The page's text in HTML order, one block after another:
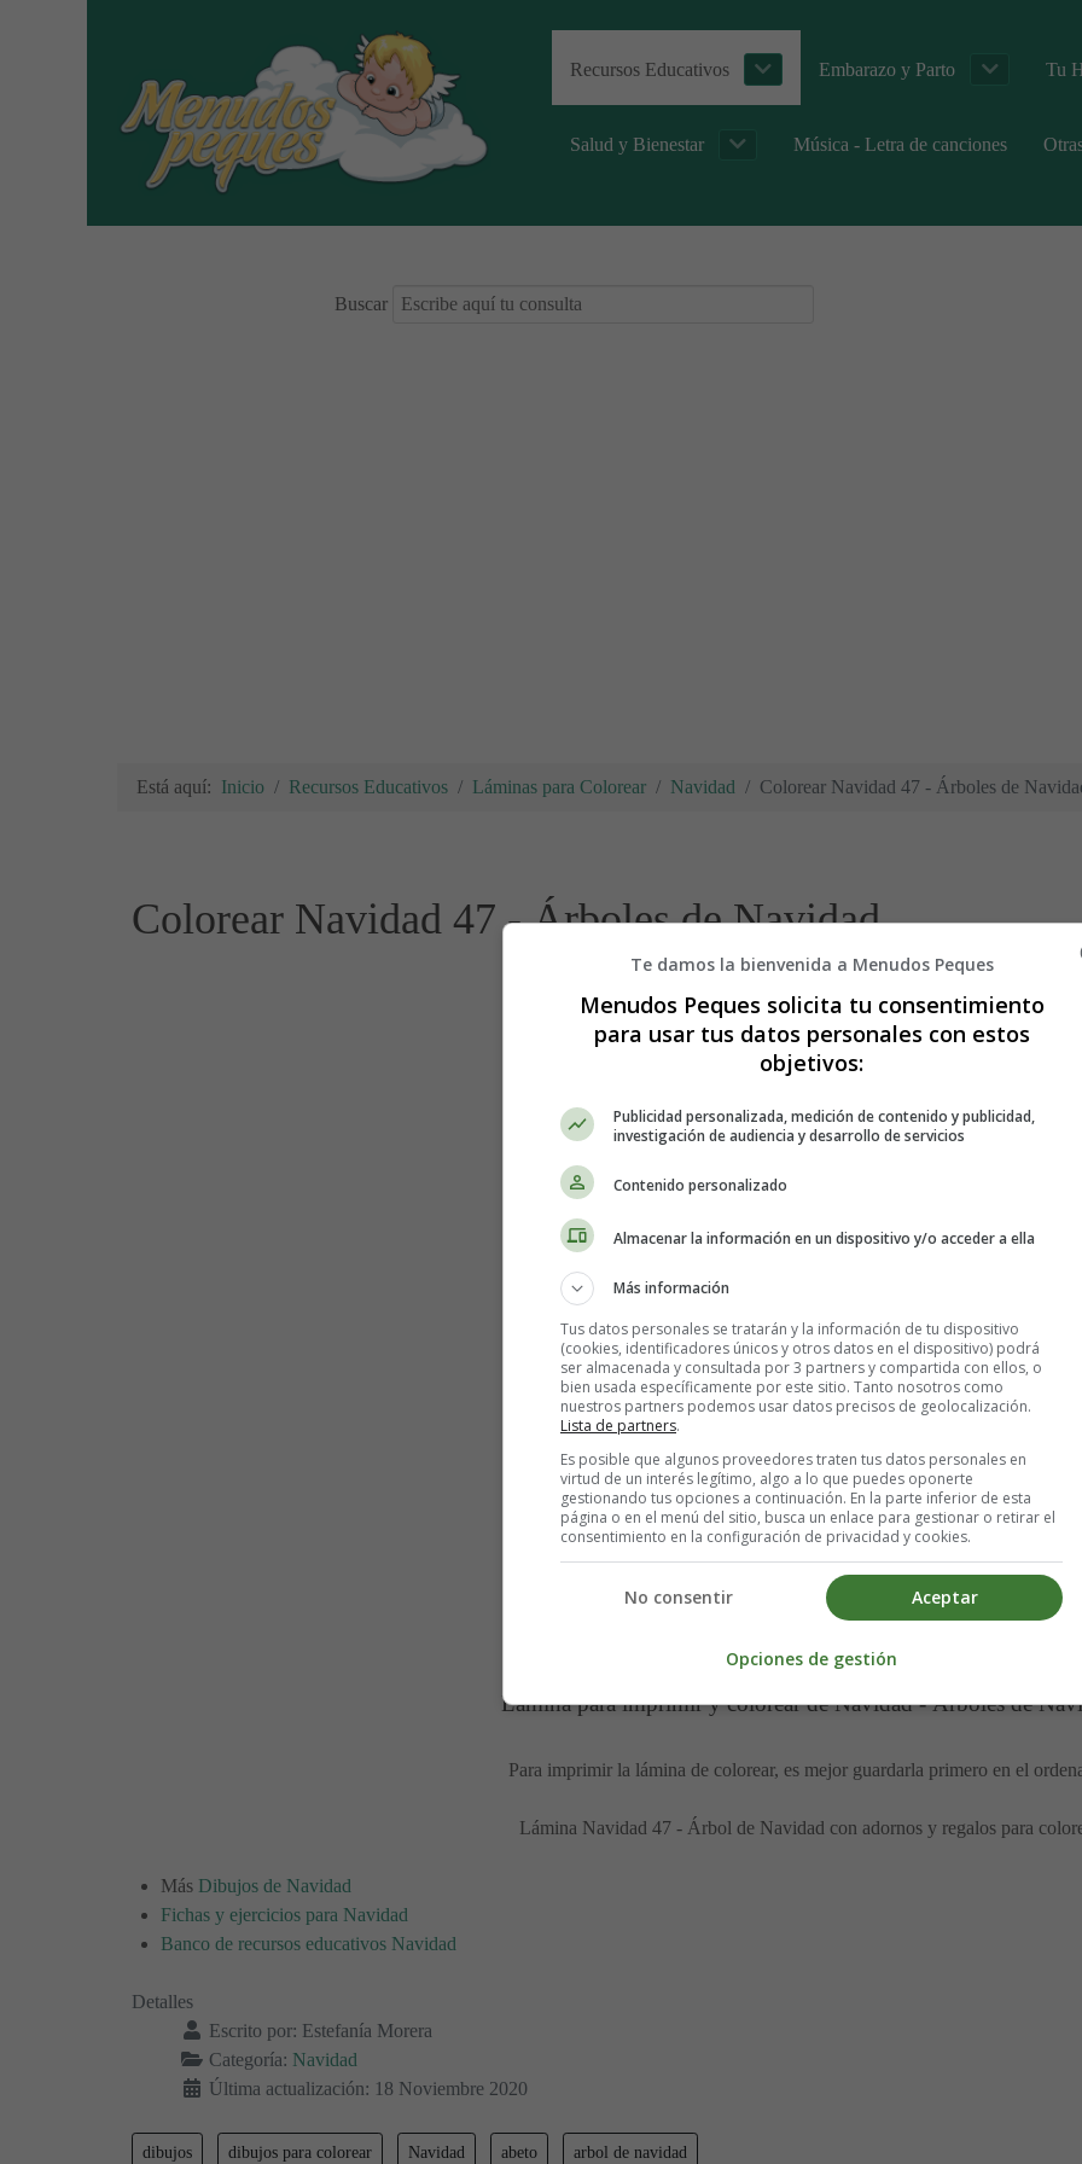
Recursos Educativos Embarazo y Parto Tu
Salud y Bienestar Música - Letra de canciones
Buscar
Está aquí: Inicio Recursos Educativos Láminas para Colorear Navidad Colorear Navidad 47 - Árboles de
Colorear Navidad 47 - Árboles de Navidad
Lámina para imprimir y colorear de Navidad - Árboles de
Para imprimir la lámina de colorear, es mejor guardarla primero en el
Lámina Navidad 47 - Árbol de Navidad con adornos y regalos para
Más Dibujos de Navidad
Fichas y ejercicios para Navidad
Banco de recursos educativos Navidad
Detalles
Escrito por: Estefanía Morera
Categoría: Navidad
Última actualización: 18 Noviembre 2020
dibujos dibujos para colorear Navidad abeto arbol de navidad
Te damos la bienvenida a Menudos Peques
Menudos Peques solicita tu consentimiento
para usar tus datos personales con estos
objetivos:
Publicidad personalizada, medición de contenido y publicidad,
investigación de audiencia y desarrollo de servicios
Contenido personalizado
Almacenar la información en un dispositivo y/o acceder a ella
Más información
Tus datos personales se tratarán y la información de tu dispositivo
(cookies, identificadores únicos y otros datos en el dispositivo) podrá
ser almacenada y consultada por 3 partners y compartida con ellos, o
bien usada específicamente por este sitio. Tanto nosotros como
nuestros partners podemos usar datos precisos de geolocalización.
Lista de partners.
Es posible que algunos proveedores traten tus datos personales en
virtud de un interés legítimo, algo a lo que puedes oponerte
gestionando tus opciones a continuación. En la parte inferior de esta
página o en el menú del sitio, busca un enlace para gestionar o retirar el
consentimiento en la configuración de privacidad y cookies.
Aceptar
No consentir
Opciones de gestión